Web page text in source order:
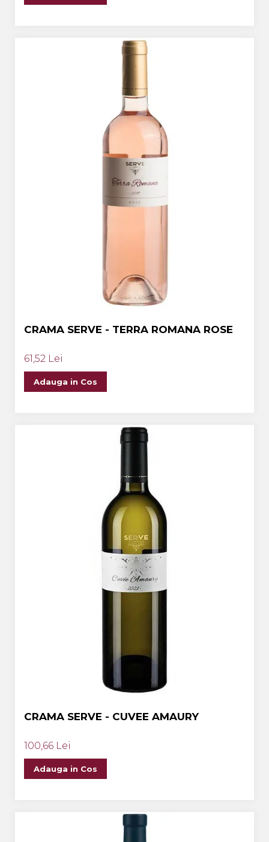
CRAMA SERVE - TERRA ROMANA ROSE
61,52 Lei
Adauga in Cos
CRAMA SERVE - CUVEE AMAURY
100,66 Lei
Adauga in Cos